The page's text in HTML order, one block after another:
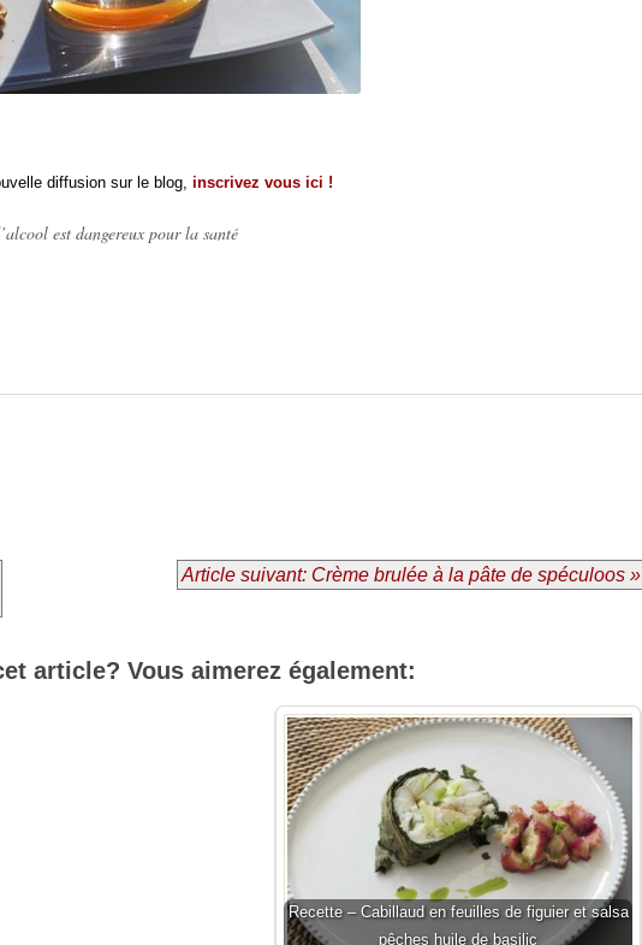
diffusion sur le blog, inscrivez vous ici !
est dangereux pour la santé
Article suivant: Crème brulée à la pâte de spéculoos »
article? Vous aimerez également:
Recette – Cabillaud en feuilles de figuier et salsa
pêches huile de basilic